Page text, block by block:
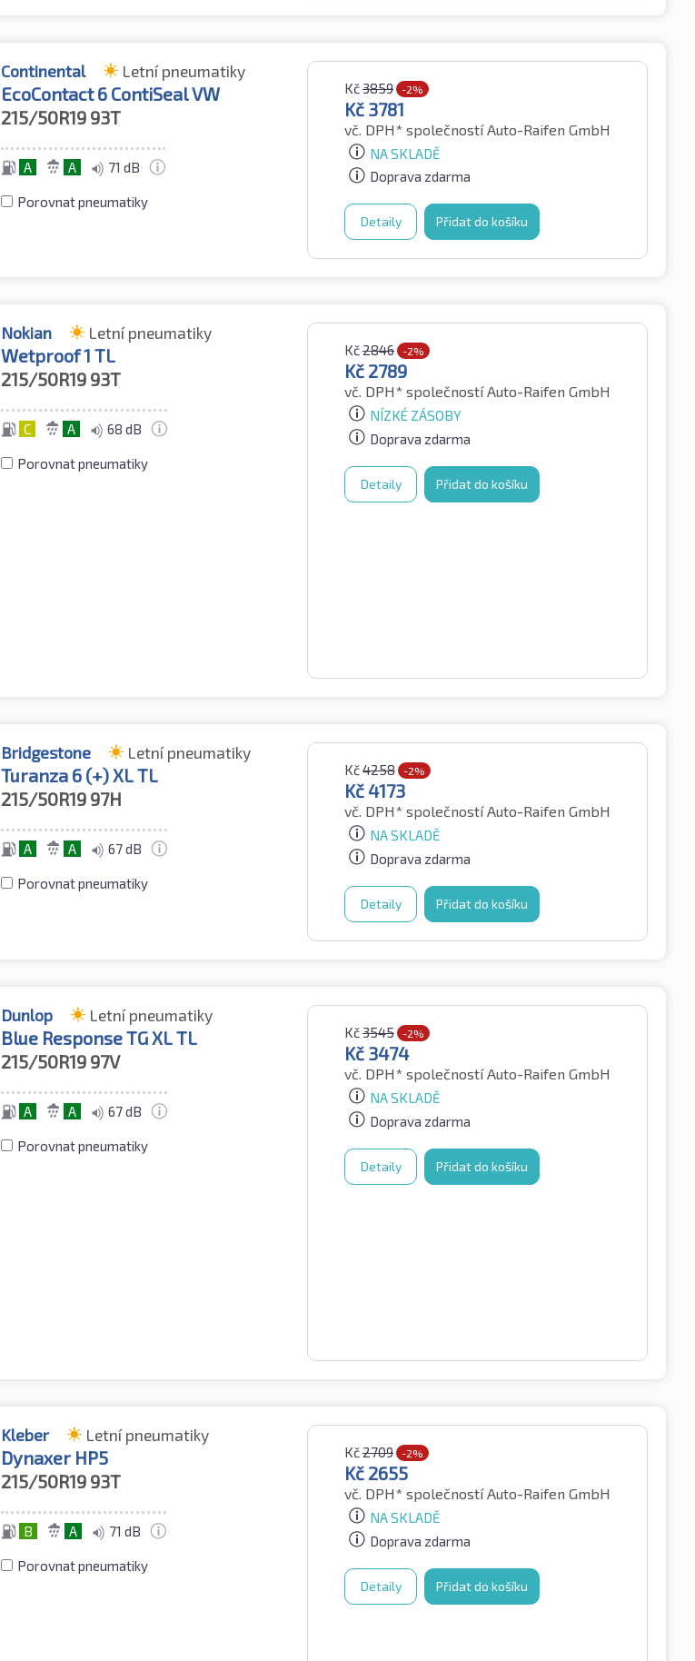
Continental Letní pneumatiky
EcoContact 6 ContiSeal VW
215/50R19 93T
A A 71 dB
Porovnat pneumatiky
Kč3859 -2%
Kč 3781
vč. DPH* společností Auto-Raifen GmbH
NA SKLADĚ
Doprava zdarma
Detaily Přidat do košíku
Nokian Letní pneumatiky
Wetproof 1 TL
215/50R19 93T
C A 68 dB
Porovnat pneumatiky
Kč2846 -2%
Kč 2789
vč. DPH* společností Auto-Raifen GmbH
NÍZKÉ ZÁSOBY
Doprava zdarma
Detaily Přidat do košíku
Bridgestone Letní pneumatiky
Turanza 6 (+) XL TL
215/50R19 97H
A A 67 dB
Porovnat pneumatiky
Kč4258 -2%
Kč4173
vč. DPH* společností Auto-Raifen GmbH
NA SKLADĚ
Doprava zdarma
Detaily Přidat do košíku
Dunlop Letní pneumatiky
Blue Response TG XL TL
215/50R19 97V
A A 67 dB
Porovnat pneumatiky
Kč3545 -2%
Kč 3474
vč. DPH* společností Auto-Raifen GmbH
NA SKLADĚ
Doprava zdarma
Detaily Přidat do košíku
Kleber Letní pneumatiky
Dynaxer HP5
215/50R19 93T
B A 71 dB
Porovnat pneumatiky
Kč2709 -2%
Kč 2655
vč. DPH* společností Auto-Raifen GmbH
NA SKLADĚ
Doprava zdarma
Detaily Přidat do košíku